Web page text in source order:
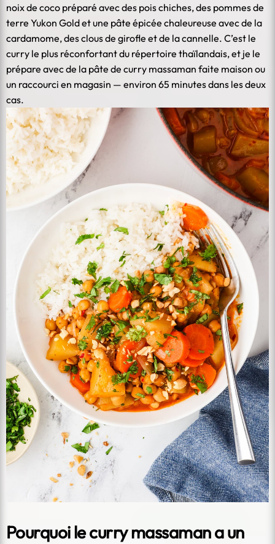
noix de coco préparé avec des pois chiches, des pommes de
terre Yukon Gold et une pâte épicée chaleureuse avec de la
cardamome, des clous de girofle et de la cannelle. C’est le
curry le plus réconfortant du répertoire thaïlandais, et je le
prépare avec de la pâte de curry massaman faite maison ou
un raccourci en magasin — environ 65 minutes dans les deux
cas.
Pourquoi le curry massaman a un